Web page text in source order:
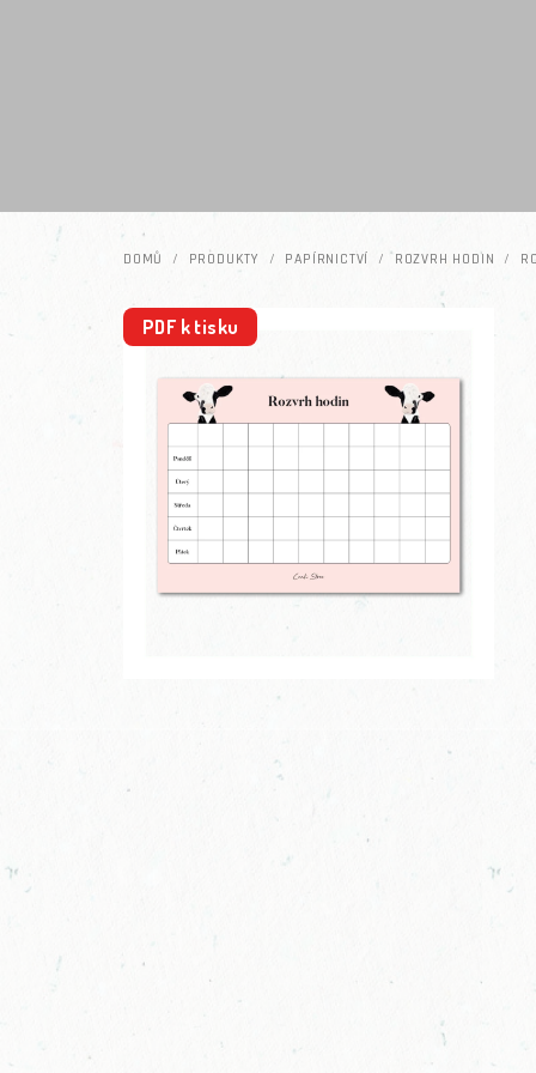
DOMŮ / PRODUKTY / PAPÍRNICTVÍ / ROZVRH HODIN /
PDF k tisku